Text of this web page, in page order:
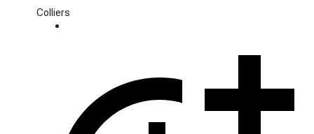
Colliers